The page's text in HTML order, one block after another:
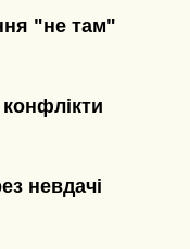
"не там"
невдачі